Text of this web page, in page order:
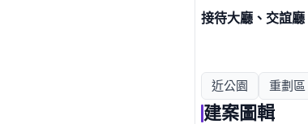
接待大廳、交誼
近公園 重劃區
建案圖輯